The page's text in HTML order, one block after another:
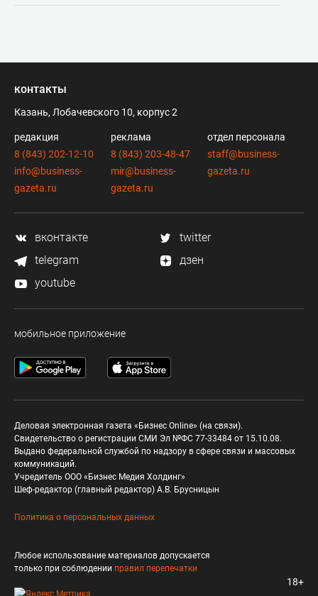
контакты
Казань, Лобачевского 10, корпус 2
редакция
8 (843) 202-12-10
info@business-
gazeta.ru
реклама
8 (843) 203-48-47
mir@business-
gazeta.ru
отдел персонала
staff@business-
gazeta.ru
вконтакте
twitter
telegram
дзен
youtube
мобильное приложение
Деловая электронная газета «Бизнес Online» (на связи).
Свидетельство о регистрации СМИ Эл №ФС 77-33484 от 15.10.08.
Выдано федеральной службой по надзору в сфере связи и массовых
коммуникаций.
Учредитель ООО «Бизнес Медия Холдинг»
Шеф-редактор (главный редактор) А.В. Брусницын
Политика о персональных данных
Любое использование материалов допускается
только при соблюдении правил перепечатки
18+